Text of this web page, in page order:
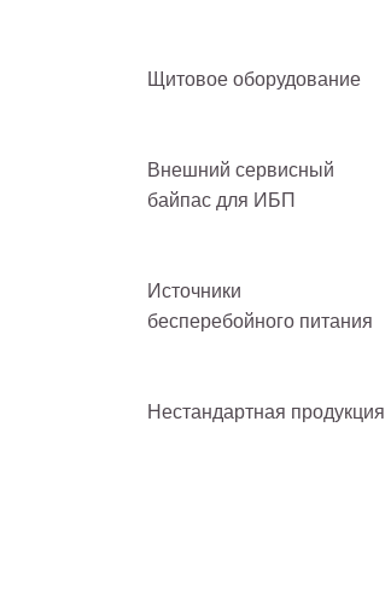
Щитовое оборудование
Внешний сервисный
байпас для ИБП
Источники
бесперебойного питания
Нестандартная продукция